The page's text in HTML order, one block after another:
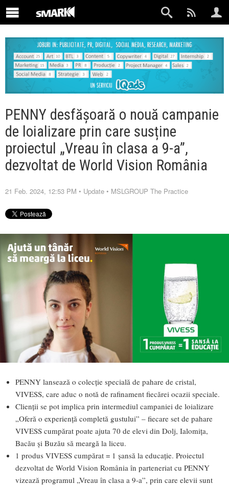
PENNY desfășoară o nouă campanie
de loializare prin care susține
proiectul „Vreau în clasa a 9-a”,
dezvoltat de World Vision România
21 Feb. 2024, 12:53 PM • Update • MSLGROUP The Practice
PENNY lansează o colecție specială de pahare de cristal,
VIVESS, care aduc o notă de rafinament fiecărei ocazii speciale.
Clienții se pot implica prin intermediul campaniei de loializare
„Oferă o experiență completă gustului” – fiecare set de pahare
VIVESS cumpărat poate ajuta 70 de elevi din Dolj, Ialomița,
Bacău și Buzău să meargă la liceu.
1 produs VIVESS cumpărat = 1 șansă la educație. Proiectul
dezvoltat de World Vision România în parteneriat cu PENNY
vizează programul „Vreau în clasa a 9-a”, prin care elevii sunt